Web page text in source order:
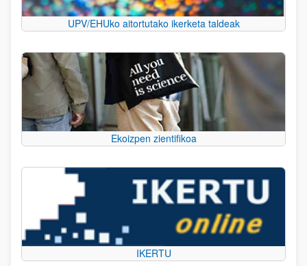
UPV/EHUko aitortutako ikerketa taldeak
Ekoizpen zientifikoa
IKERTU